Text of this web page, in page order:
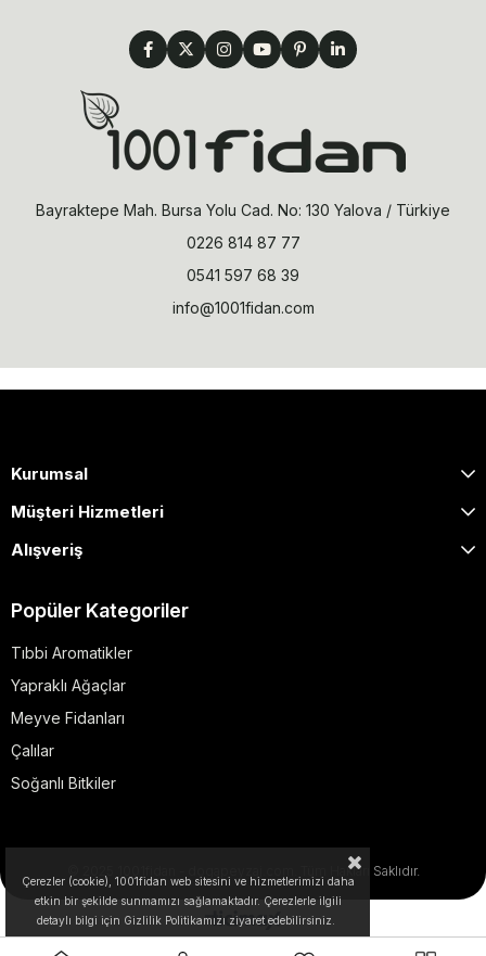
Bayraktepe Mah. Bursa Yolu Cad. No: 130 Yalova / Türkiye
0226 814 87 77
0541 597 68 39
info@1001fidan.com
Kurumsal
Müşteri Hizmetleri
Alışveriş
Popüler Kategoriler
Tıbbi Aromatikler
Yapraklı Ağaçlar
Meyve Fidanları
Çalılar
Soğanlı Bitkiler
© 2025 1001fidan - dogapeyzaj.com. Tüm Hakları Saklıdır.
Çerezler (cookie), 1001fidan web sitesini ve hizmetlerimizi daha
etkin bir şekilde sunmamızı sağlamaktadır. Çerezlerle ilgili
detaylı bilgi için Gizlilik Politikamızı ziyaret edebilirsiniz.